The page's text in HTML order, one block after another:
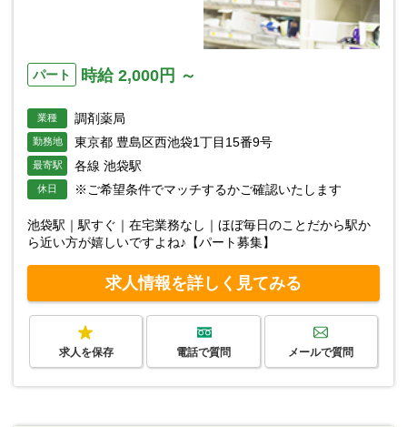
パート 時給 2,000円 ～
業種 調剤薬局
勤務地 東京都 豊島区西池袋1丁目15番9号
最寄駅 各線 池袋駅
休日 ※ご希望条件でマッチするかご確認いたします
池袋駅｜駅すぐ｜在宅業務なし｜ほぼ毎日のことだから駅か
ら近い方が嬉しいですよね♪【パート募集】
求人情報を詳しく見てみる
求人を保存 電話で質問 メールで質問